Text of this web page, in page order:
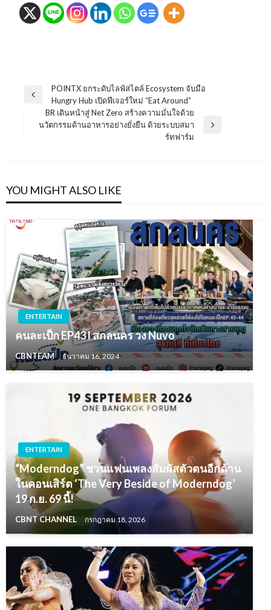
แนะแนว
เรื่อง
Previous
POINTX ยกระดับไลฟ์สไตล์ Ecosystem จับมือ
Hungry Hub เปิดฟีเจอร์ใหม่ “Eat Around”
Next
BR เดินหน้าสู่ Net Zero สร้างความมั่นใจด้วย
นวัตกรรมด้านอาหารอย่างยั่งยืน ด้วยระบบสมา
ร์ทฟาร์ม
YOU MIGHT ALSO LIKE
ENTERTAIN
คนละเป็ก EP43 l สกลนคร วง Nuvo
CBNTEAM ธันวาคม 16, 2024
ENTERTAIN
“Moderndog” ชวนแฟนเพลงสัมผัสตัวตนอีกด้าน
ในคอนเสิร์ต ‘The Very Beside of Moderndog’
19 ก.ย. 69 นี้!
CBNT CHANNEL กรกฎาคม 18, 2026